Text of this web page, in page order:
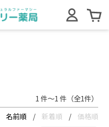
1 件～1 件（全1件）
名前順 / 新着順 / 価格順